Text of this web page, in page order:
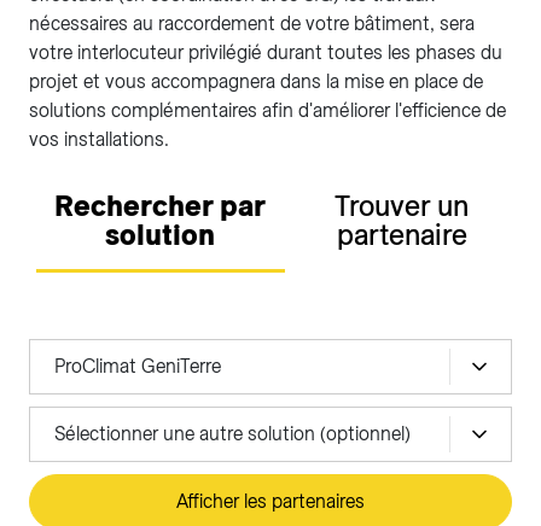
nécessaires au raccordement de votre bâtiment, sera
votre interlocuteur privilégié durant toutes les phases du
projet et vous accompagnera dans la mise en place de
solutions complémentaires afin d'améliorer l'efficience de
vos installations.
Rechercher par
solution
Trouver un
partenaire
ProClimat GeniTerre
Sélectionner une autre solution (optionnel)
Afficher les partenaires